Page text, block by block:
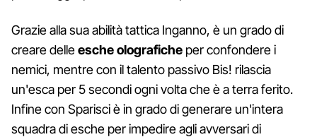
Grazie alla sua abilità tattica Inganno, è un grado di
creare delleesche olografiche per confondere i
nemici, mentre con il talento passivo Bis! rilascia
un'esca per 5 secondi ogni volta che è a terra ferito.
Infine con Sparisci è in grado di generare un'intera
squadra di esche per impedire agli avversari di